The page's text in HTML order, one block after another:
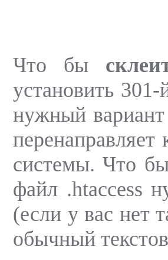
Что бы
установить
нужный
перенаправляет
системы. Что
файл .htaccess
(если у вас нет
обычный